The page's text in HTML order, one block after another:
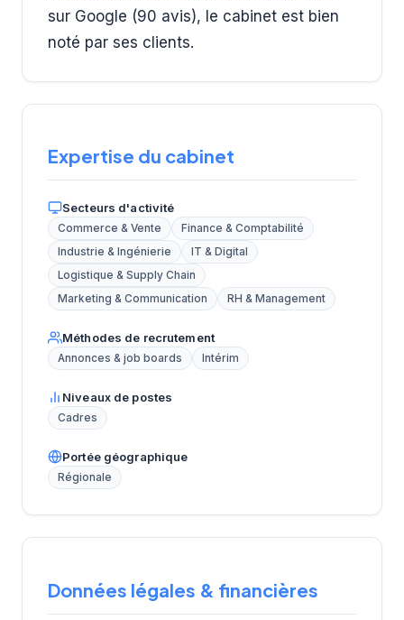
sur Google (90 avis), le cabinet est bien
noté par ses clients.
Expertise du cabinet
Secteurs d'activité
Commerce & Vente
Finance & Comptabilité
Industrie & Ingénierie
IT & Digital
Logistique & Supply Chain
Marketing & Communication
RH & Management
Méthodes de recrutement
Annonces & job boards Intérim
Niveaux de postes
Cadres
Portée géographique
Régionale
Données légales & financières